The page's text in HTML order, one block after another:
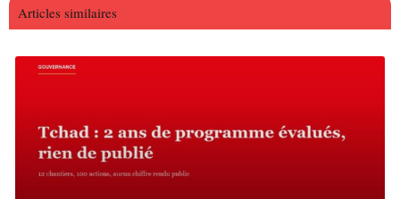
Articles similaires